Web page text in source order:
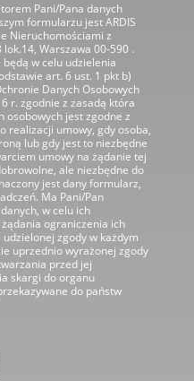
Pani/Pana danych
formularzu jest ARDIS
Nieruchomościami z
Warszawa 00-590 .
w celu udzielenia
art. 6 ust. 1 pkt b)
Danych Osobowych
r. zgodnie z zasadą która
osobowych jest zgodne z
realizacji umowy, gdy osoba,
lub gdy jest to niezbędne
umowy na żądanie tej
ale niezbędne do
jest dany formularz,
Ma Pani/Pan
w celu ich
ograniczenia ich
zgody w każdym
uprzednio wyrażonej zgody
przed jej
skargi do organu
do państw